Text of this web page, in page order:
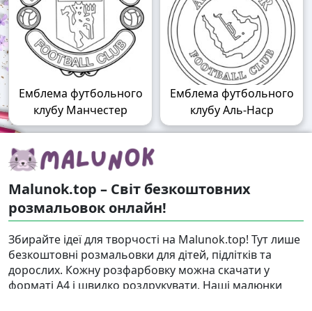
Емблема футбольного
клубу Манчестер
Емблема футбольного
клубу Аль-Наср
Malunok.top – Світ безкоштовних
розмальовок онлайн!
Збирайте ідеї для творчості на Malunok.top! Тут лише
безкоштовні розмальовки для дітей, підлітків та
дорослих. Кожну розфарбовку можна скачати у
форматі А4 і швидко роздрукувати. Наші малюнки